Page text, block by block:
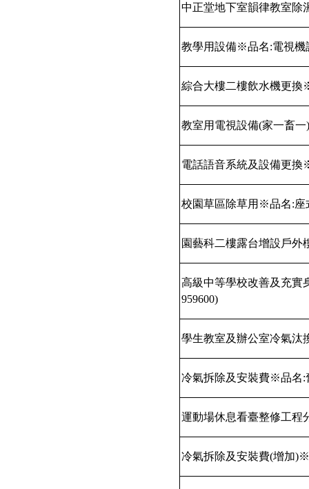
中正堂地下室韻律教室
教學用設備※品名:電視機
綜合大樓二樓飲水機更
教室用電視設備(家一畜一)
電話語音系統及設備更
校園草區除草用※品名:座
園藝科二樓露台增設戶
高級中等學校改善及充
959600)
學生教室及辦公室冷氣
冷氣拆除及安裝費※品名:
運動場休息看臺整修工
冷氣拆除及安裝費(增加)※